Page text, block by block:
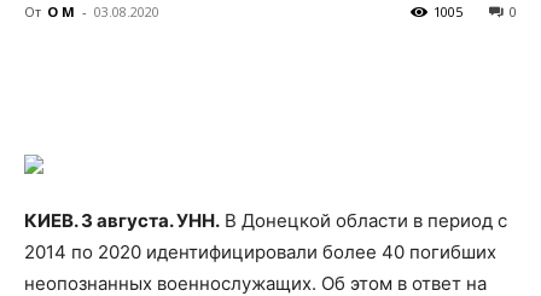
От О М - 03.08.2020 0
1005
КИЕВ. 3 августа. УНН. В Донецкой области в период с
2014 по 2020 идентифицировали более 40 погибших
неопознанных военнослужащих. Об этом в ответ на